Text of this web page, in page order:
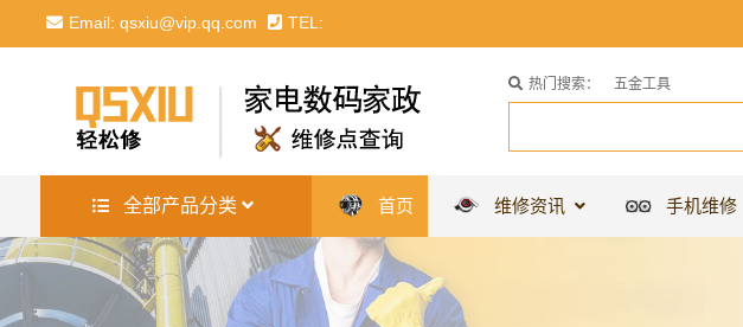
Email: qsxiu@vip.qq.com TEL:
热门搜索： 五金工具
全部产品分类 首页 维修资讯 手机维修